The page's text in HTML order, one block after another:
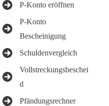
P-Konto eröffnen
P-Konto
Bescheinigung
Schuldenvergleich
Vollstreckungsbeschei
d
Pfändungsrechner